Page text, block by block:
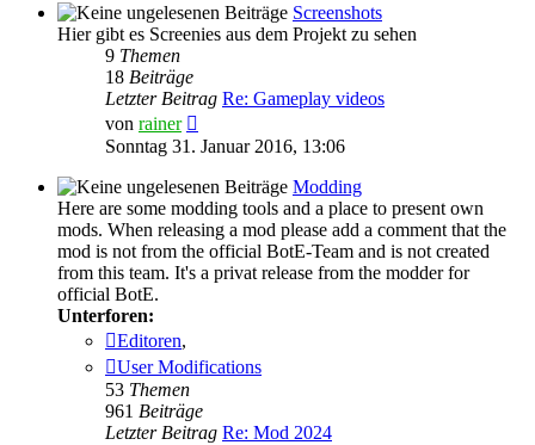
Screenshots
Hier gibt es Screenies aus dem Projekt zu sehen
9 Themen
18 Beiträge
Letzter Beitrag Re: Gameplay videos
von rainer
Beitrag
Sonntag 31. Januar 2016, 13:06
Modding
Here are some modding tools and a place to present own
mods. When releasing a mod please add a comment that the
mod is not from the official BotE-Team and is not created
from this team. It's a privat release from the modder for
official BotE.
Unterforen:
Editoren,
User Modifications
53 Themen
961 Beiträge
Letzter Beitrag Re: Mod 2024